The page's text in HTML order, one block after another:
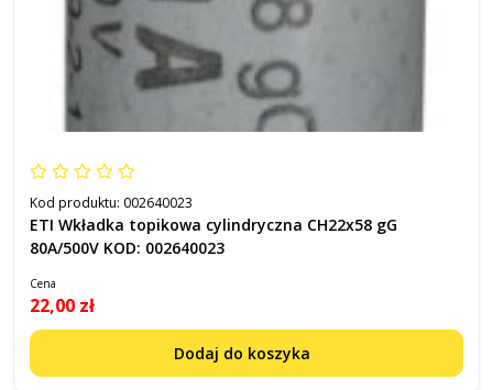
Kod produktu: 002640023
ETI Wkładka topikowa cylindryczna CH22x58 gG
80A/500V KOD: 002640023
Cena
22,00 zł
Dodaj do koszyka